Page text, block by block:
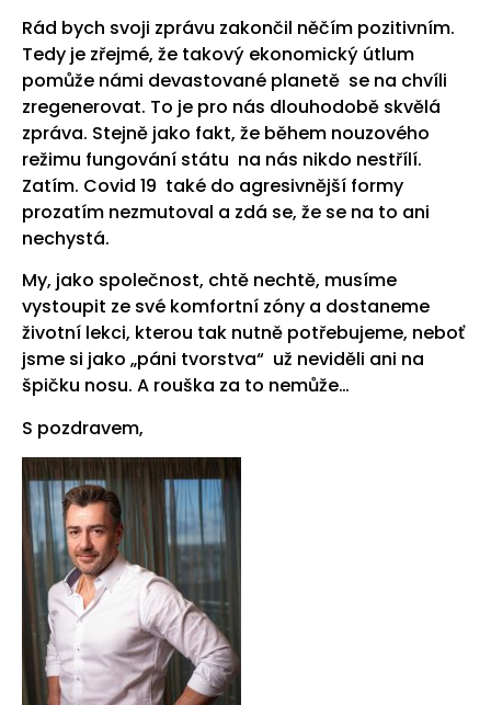
Rád bych svoji zprávu zakončil něčím pozitivním.
Tedy je zřejmé, že takový ekonomický útlum
pomůže námi devastované planetě se na chvíli
zregenerovat. To je pro nás dlouhodobě skvělá
zpráva. Stejně jako fakt, že během nouzového
režimu fungování státu na nás nikdo nestřílí.
Zatím. Covid 19 také do agresivnější formy
prozatím nezmutoval a zdá se, že se na to ani
nechystá.
My, jako společnost, chtě nechtě, musíme
vystoupit ze své komfortní zóny a dostaneme
životní lekci, kterou tak nutně potřebujeme, neboť
jsme si jako „páni tvorstva“ už neviděli ani na
špičku nosu. A rouška za to nemůže…
S pozdravem,